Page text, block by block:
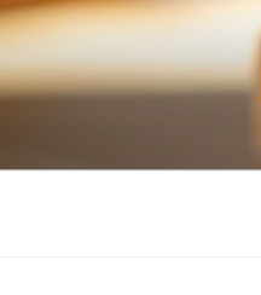
Zum
Inhalt
springen